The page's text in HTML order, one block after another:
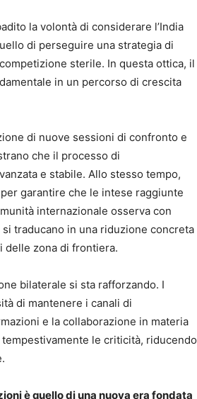
la volontà di considerare l’India
di perseguire una strategia di
sterile. In questa ottica, il
in un percorso di crescita
di nuove sessioni di confronto e
che il processo di
e stabile. Allo stesso tempo,
garantire che le intese raggiunte
internazionale osserva con
traducano in una riduzione concreta
delle zona di frontiera.
bilaterale si sta rafforzando. I
di mantenere i canali di
e la collaborazione in materia
le criticità, riducendo
è quello di una nuova era fondata